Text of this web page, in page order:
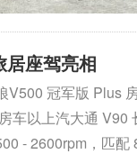
座驾亮相
冠军版 Plus
车以上汽大通 V90
- 2600rpm，匹配